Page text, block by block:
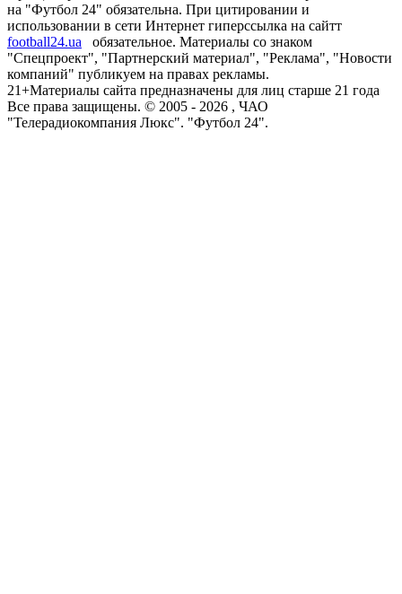
на "Футбол 24" обязательна. При цитировании и
использовании в сети Интернет гиперссылка на сайтт
football24.ua
обязательное. Материалы со знаком
"Спецпроект", "Партнерский материал", "Реклама", "Новости
компаний" публикуем на правах рекламы.
21+Материалы сайта предназначены для лиц старше 21 года
Все права защищены. © 2005 - 2026 , ЧАО
"Телерадиокомпания Люкс". "Футбол 24".